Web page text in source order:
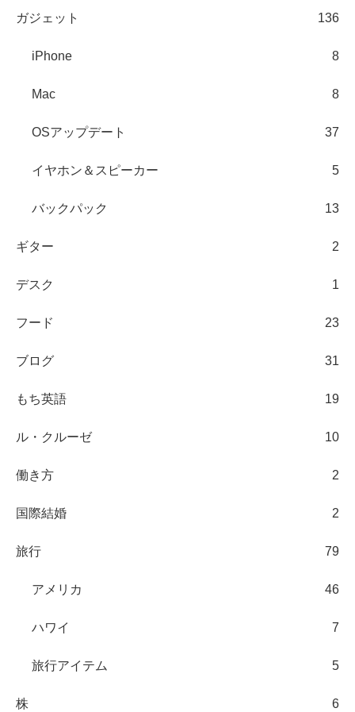
ガジェット 136
iPhone 8
Mac 8
OSアップデート 37
イヤホン＆スピーカー 5
バックパック 13
ギター 2
デスク 1
フード 23
ブログ 31
もち英語 19
ル・クルーゼ 10
働き方 2
国際結婚 2
旅行 79
アメリカ 46
ハワイ 7
旅行アイテム 5
株 6